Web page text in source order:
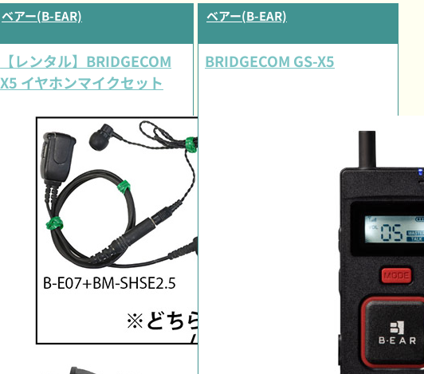
ベアー(B-EAR)
【レンタル】BRIDGECOM
X5 イヤホンマイクセット
ベアー(B-EAR)
BRIDGECOM GS-X5